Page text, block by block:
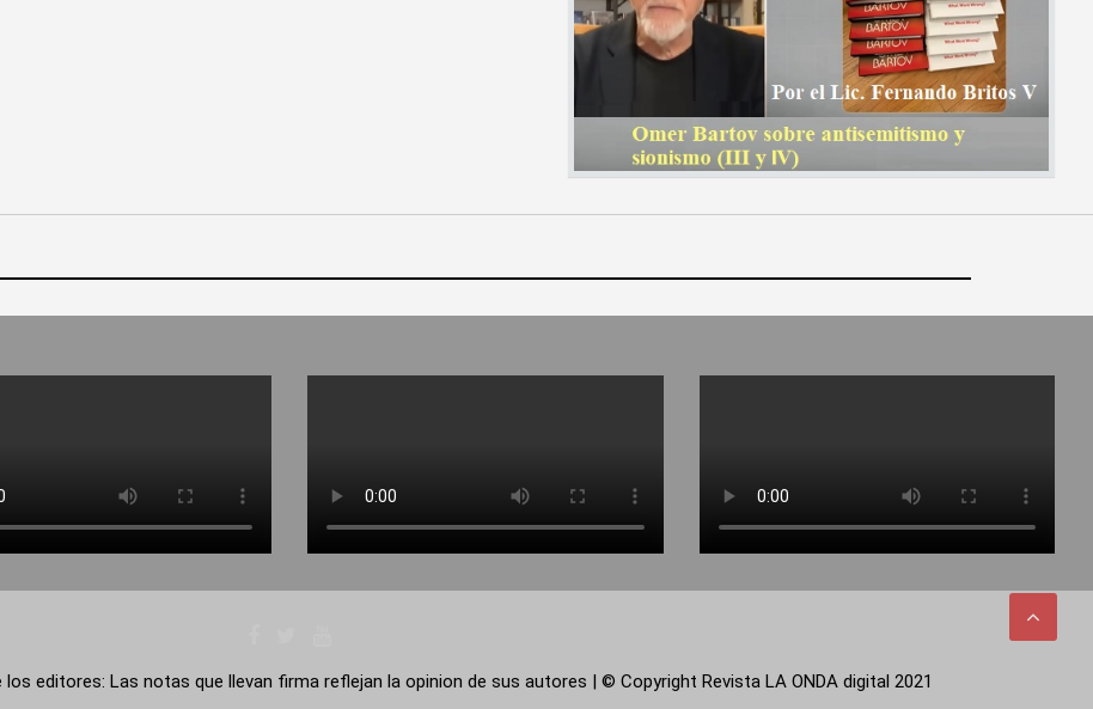
los editores: Las notas que llevan firma reflejan la opinion de sus autores | © Copyright Revista LA ONDA digital 2021